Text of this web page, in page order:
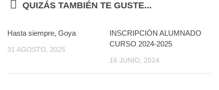
QUIZÁS TAMBIÉN TE GUSTE...
Hasta siempre, Goya
31 AGOSTO, 2025
INSCRIPCIÓN ALUMNADO
CURSO 2024-2025
16 JUNIO, 2024